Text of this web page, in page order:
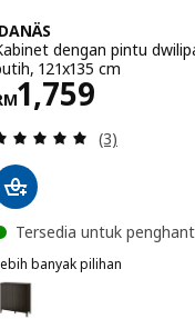
dengan pintu
121x135 cm
1,759RM
Ulasan: 5
(3)
Tersedia untuk
banyak pilihan
IDANÄS, Kabinet